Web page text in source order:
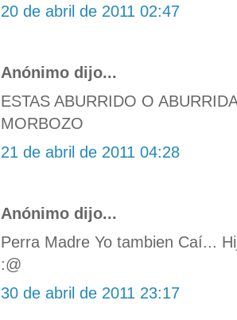
20 de abril de 2011 02:47
Anónimo dijo...
ESTAS ABURRIDO O
MORBOZO
21 de abril de 2011 04:28
Anónimo dijo...
Perra Madre Yo tambien Caí...
:@
30 de abril de 2011 23:17